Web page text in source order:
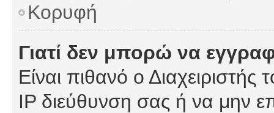
Κορυφή
Γιατί δεν μπορώ να
Είναι πιθανό ο
IP διεύθυνση σας ή να μην